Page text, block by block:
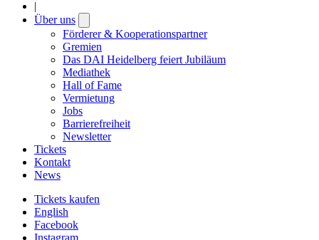
|
Über uns
submenu
Förderer & Kooperationspartner
Gremien
Das DAI Heidelberg feiert Jubiläum
Mediathek
Hall of Fame
Vermietung
Jobs
Barrierefreiheit
Newsletter
Tickets
Kontakt
News
Tickets kaufen
English
Facebook
Instagram